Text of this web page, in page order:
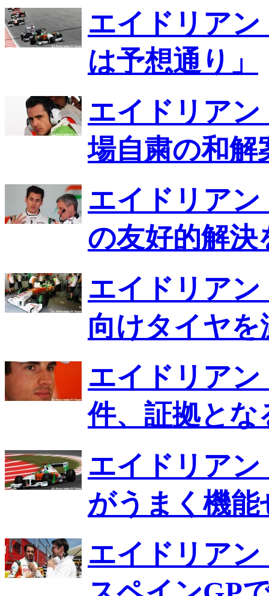
エイドリア
は予想通り」
エイドリア
場自粛の和解
エイドリア
の友好的解決
エイドリア
向けタイヤを
エイドリア
件、証拠とな
エイドリア
がうまく機能
エイドリア